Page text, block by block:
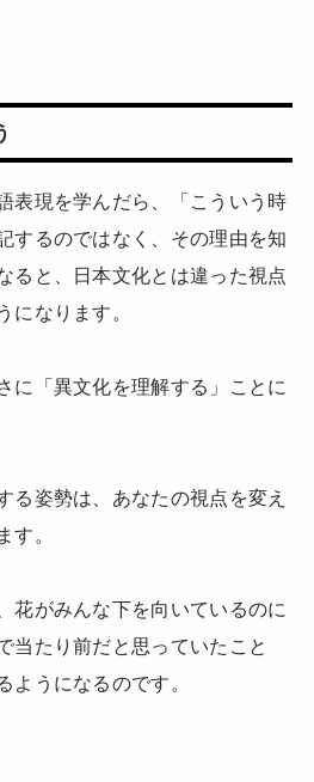
表現を学んだら、「こういう時
するのではなく、その理由を知
ると、日本文化とは違った視点
になります。
に「異文化を理解する」ことに
る姿勢は、あなたの視点を変え
す。
花がみんな下を向いているのに
当たり前だと思っていたこと
ようになるのです。